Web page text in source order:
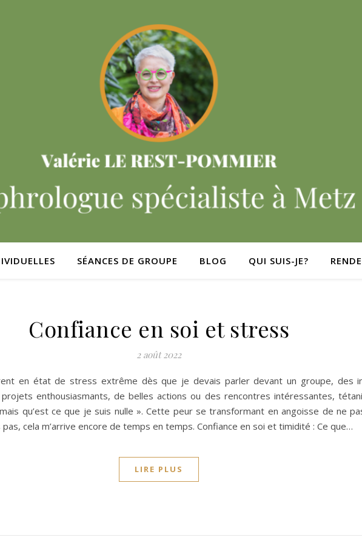
SÉANCES DE GROUPE BLOG QUI SUIS-JE?
Confiance en soi et stress
2 août 2022
en état de stress extrême dès que je devais parler devant un groupe, des
projets enthousiasmants, de belles actions ou des rencontres intéressantes,
qu’est ce que je suis nulle ». Cette peur se transformant en angoisse de ne
cela m’arrive encore de temps en temps. Confiance en soi et timidité : Ce que…
LIRE PLUS